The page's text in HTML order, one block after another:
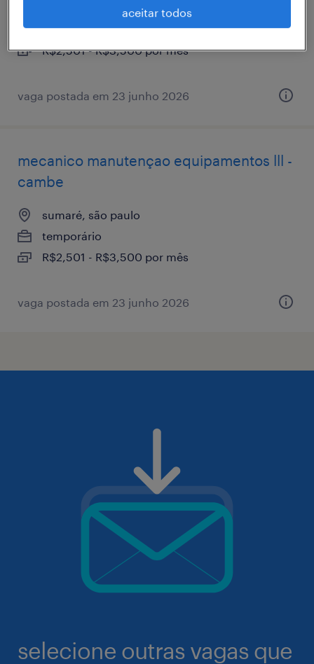
sumaré, são paulo
temporário
R$2,501 - R$3,500 por mês
vaga postada em 23 junho 2026
mecanico manutençao equipamentos lll -
cambe
sumaré, são paulo
temporário
R$2,501 - R$3,500 por mês
vaga postada em 23 junho 2026
selecione outras vagas que
aceitar todos